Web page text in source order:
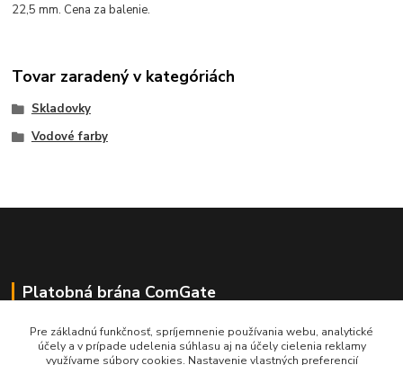
22,5 mm. Cena za balenie.
Tovar zaradený v kategóriách
Skladovky
Vodové farby
Platobná brána ComGate
Pre základnú funkčnosť, spríjemnenie používania webu, analytické
účely a v prípade udelenia súhlasu aj na účely cielenia reklamy
využívame súbory cookies. Nastavenie vlastných preferencií